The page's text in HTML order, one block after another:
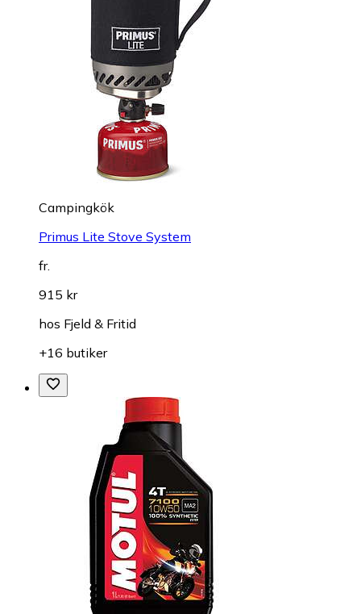
Campingkök
Primus Lite Stove System
fr.
915 kr
hos Fjeld & Fritid
+16 butiker